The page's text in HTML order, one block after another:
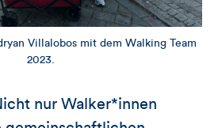
Villalobos mit dem Walking Team
2023.
nur Walker*innen